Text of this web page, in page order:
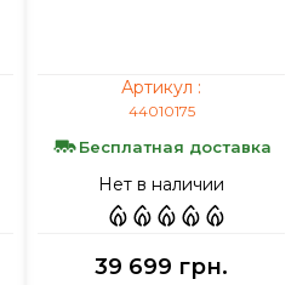
Артикул :
44010175
Бесплатная доставка
Нет в наличии
39 699 грн.